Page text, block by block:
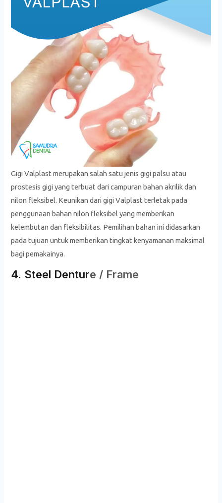
Gigi Valplast merupakan salah satu jenis gigi palsu atau
prostesis gigi yang terbuat dari campuran bahan akrilik dan
nilon fleksibel. Keunikan dari gigi Valplast terletak pada
penggunaan bahan nilon fleksibel yang memberikan
kelembutan dan fleksibilitas. Pemilihan bahan ini didasarkan
pada tujuan untuk memberikan tingkat kenyamanan maksimal
bagi pemakainya.
4. Steel Denture / Frame